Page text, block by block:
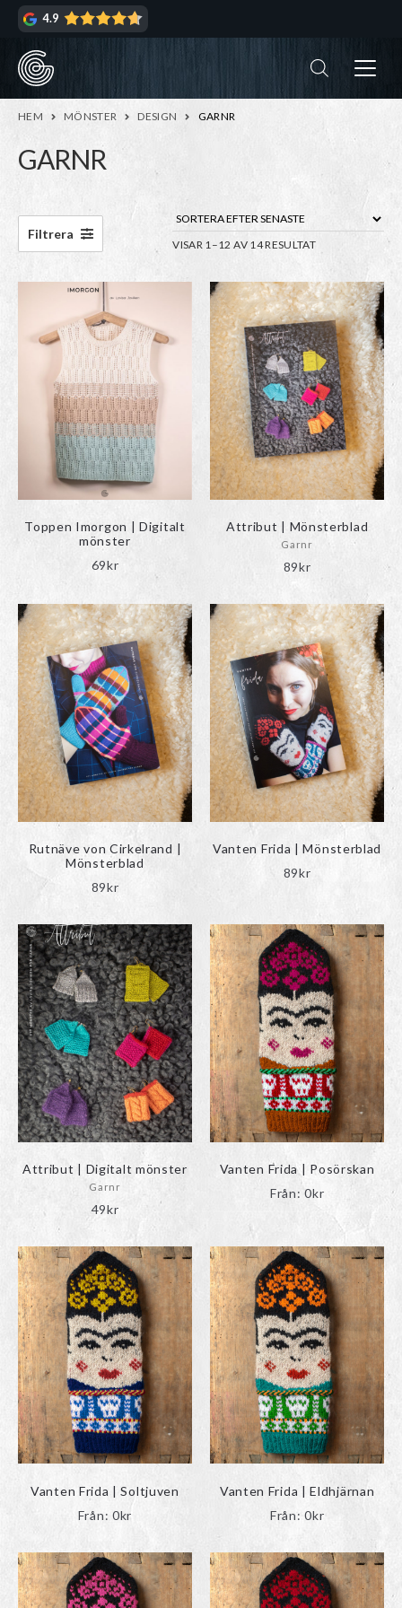
Hoppa
navigering
Hoppa
innehåll
4.9
HEM MÖNSTER DESIGN GARNR
GARNR
VISAR 1–12 AV 14 RESULTATSORTERA
Filtrera
Toppen Imorgon | Digitalt
mönster
69kr
Attribut | Mönsterblad
Garnr
89kr
Rutnäve von Cirkelrand |
Mönsterblad
89kr
Vanten Frida | Mönsterblad
89kr
Attribut | Digitalt mönster
Garnr
49kr
Vanten Frida | Posörskan
Från:0kr
Vanten Frida | Soltjuven
Från: 0kr
Vanten Frida | Eldhjärnan
Från:0kr